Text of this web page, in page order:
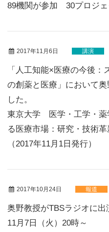
89機関が参加 30プロジェ
2017年11月6日 講演
「人工知能×医療の今後
の創薬と医療」において
した。
東京大学 医学・工学・薬
る医療市場：研究・技術
（2017年11月1日発行）
2017年10月24日 報道
奥野教授がTBSラジオに出
11月7日（火）20時～